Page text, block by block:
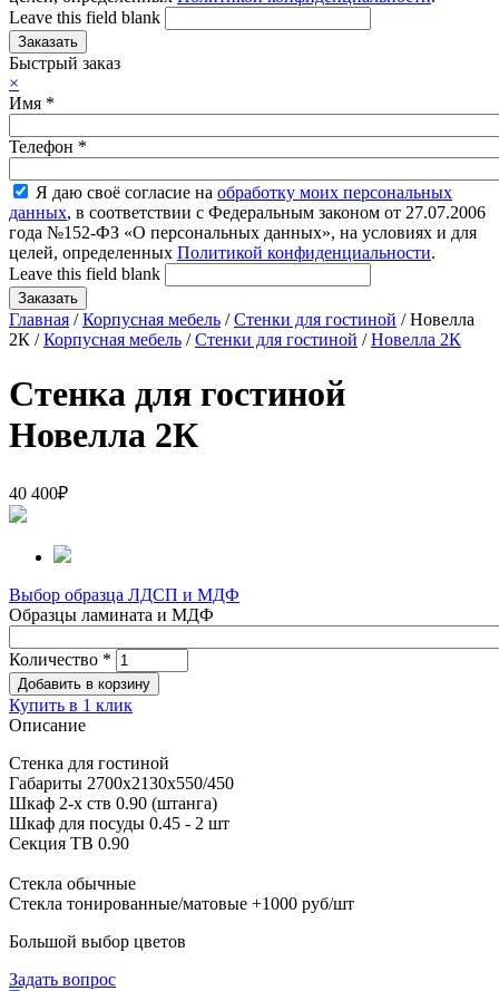
Leave this field blank
Быстрый заказ
×
Имя *
Телефон *
Я даю своё согласие на обработку моих персональных
данных, в соответствии с Федеральным законом от 27.07.2006
года №152-ФЗ «О персональных данных», на условиях и для
целей, определенных Политикой конфиденциальности.
Leave this field blank
Главная /Корпусная мебель /Стенки для гостиной / Новелла
2К /Корпусная мебель /Стенки для гостиной /Новелла 2К
Стенка для гостиной
Новелла 2К
40 400₽
Выбор образца ЛДСП и МДФ
Образцы ламината и МДФ
Количество *
Купить в 1 клик
Описание
Стенка для гостиной
Габариты 2700х2130х550/450
Шкаф 2-х ств 0.90 (штанга)
Шкаф для посуды 0.45 - 2 шт
Секция ТВ 0.90
Стекла обычные
Стекла тонированные/матовые +1000 руб/шт
Большой выбор цветов
Задать вопрос